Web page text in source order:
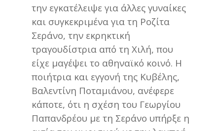
την εγκατέλειψε για άλλες γυναίκες
και συγκεκριμένα για τη Ροζίτα
Σεράνο, την εκρηκτική
τραγουδίστρια από τη Χιλή, που
είχε μαγέψει το αθηναϊκό κοινό. Η
ποιήτρια και εγγονή της Κυβέλης,
Βαλεντίνη Ποταμιάνου, ανέφερε
κάποτε, ότι η σχέση του Γεωργίου
Παπανδρέου με τη Σεράνο υπήρξε η